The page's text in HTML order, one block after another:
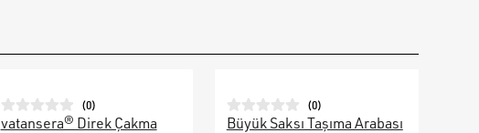
(0)
vatansera® Direk Çakma
(0)
Büyük Saksı Taşıma Arabası